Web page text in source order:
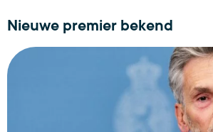
Nieuwe premier bekend